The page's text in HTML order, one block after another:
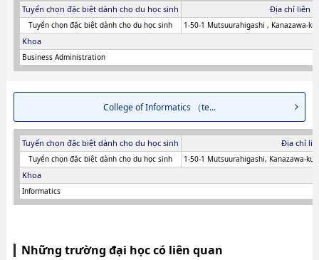
Tuyển chọn đặc biệt dành cho du học sinh Địa chỉ liên
Tuyển chọn đặc biệt dành cho du học sinh 1-50-1 Mutsuurahigashi , Kanazawa-
Khoa
Business Administration
College of Informatics （te...
Tuyển chọn đặc biệt dành cho du học sinh Địa chỉ
Tuyển chọn đặc biệt dành cho du học sinh 1-50-1 Mutsuurahigashi, Kanazawa-
Khoa
Informatics
Những trường đại học có liên quan